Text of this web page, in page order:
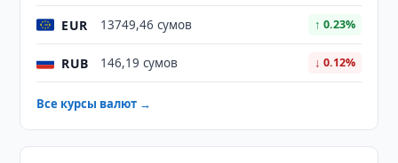
EUR 13749,46 сумов ↑ 0.23%
RUB 146,19 сумов ↓ 0.12%
Все курсы валют →